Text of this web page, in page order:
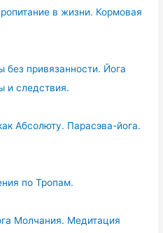
в жизни. Кормовая
без привязанности. Йога
и следствия.
Абсолюту. Парасэва-йога.
по Тропам.
Молчания. Медитация